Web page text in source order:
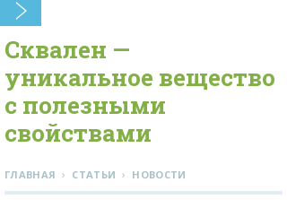
Сквален —
уникальное вещество
с полезными
свойствами
ГЛАВНАЯ › СТАТЬИ › НОВОСТИ